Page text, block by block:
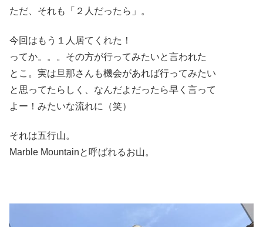
ただ、それも「２人だったら」。
今回はもう１人居てくれた！
ってか。。。その方が行ってみたいと言われた
とこ。実は旦那さんも機会があれば行ってみたい
と思ってたらしく、なんだよだったら早く言って
よー！みたいな流れに（笑）
それは五行山。
Marble Mountainと呼ばれるお山。